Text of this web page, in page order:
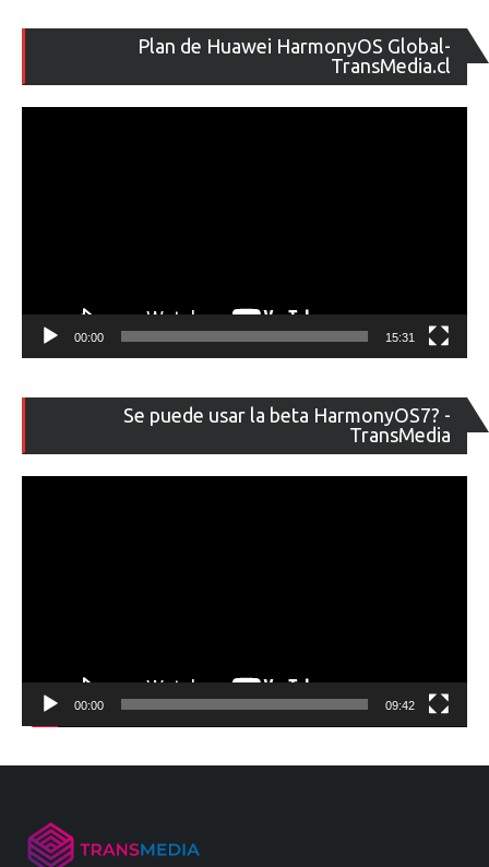
Plan de Huawei HarmonyOS Global-
TransMedia.cl
de
00:00 15:31
Se puede usar la beta HarmonyOS7? -
TransMedia
de
00:00 09:42